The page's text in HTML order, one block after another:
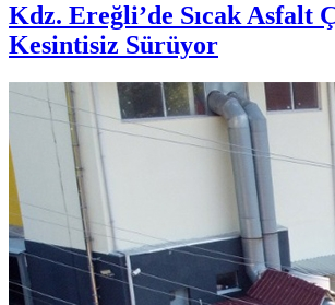
Kdz. Ereğli’de Sıcak Asfalt
Kesintisiz Sürüyor